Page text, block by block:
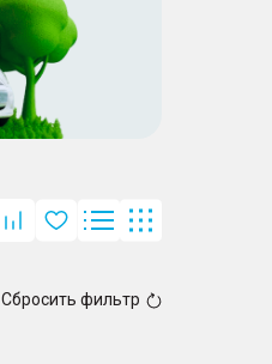
Сбросить фильтр